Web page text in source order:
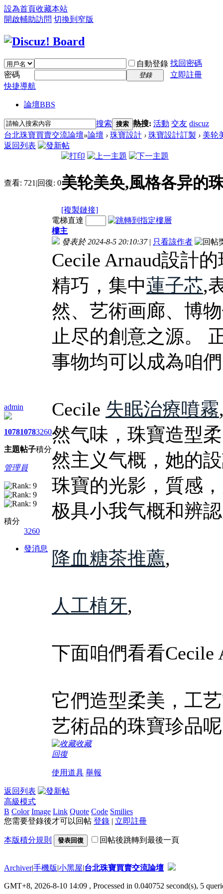
設為首頁收藏本站
開啟輔助訪問 切換到窄版
自動登錄 找回密碼
密碼
登錄
立即註冊
快捷導航
論壇BBS
搜索 搜索 熱搜: 活動 交友 discuz
台北珠寶買賣交流論壇»論壇 › 珠寶設計 › 珠寶設計訂製 › 美轮
返回列表
查看: 721 |回復: 0美轮美奂,風格各异的
[複製鏈接]
admin
1078
主題
1078
帖子
3260
積分
管理員
積分
3260
發消息
電梯直達
樓主
發表於 2024-8-5 20:10:37 | 只看該作者
Cecile Arnaud設計
精巧，集中蓮子芯,
然、艺術画廊、博
止尽的創意之源。
事物均可以成為咱
Cecile 失眠治療噴霧
然气味，珠寶造型
然主义气概，她的
珠寶的光影，質感
极具小我气概和辨
降血糖茶推薦,
人工植牙,
下面咱們看看Cecile
它們造型柔美，工
艺術品的珠寶珍品
收藏
回復
使用道具 舉報
返回列表
高級模式
B Color Image Link Quote Code Smilies
您需要登錄後才可以回帖 登錄 | 立即註冊
本版積分規則 發表回復 回帖後跳轉到最後一頁
Archiver|手機版|小黑屋|台北珠寶買賣交流論壇
GMT+8, 2026-8-10 14:09 , Processed in 0.040752 second(s), 5